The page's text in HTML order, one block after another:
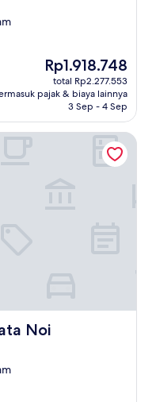
Harga
sekarang
Rp1.918.748
Rp1.918.748
total Rp2.277.553
pajak & biaya lainnya
3 Sep - 4 Sep
Noi